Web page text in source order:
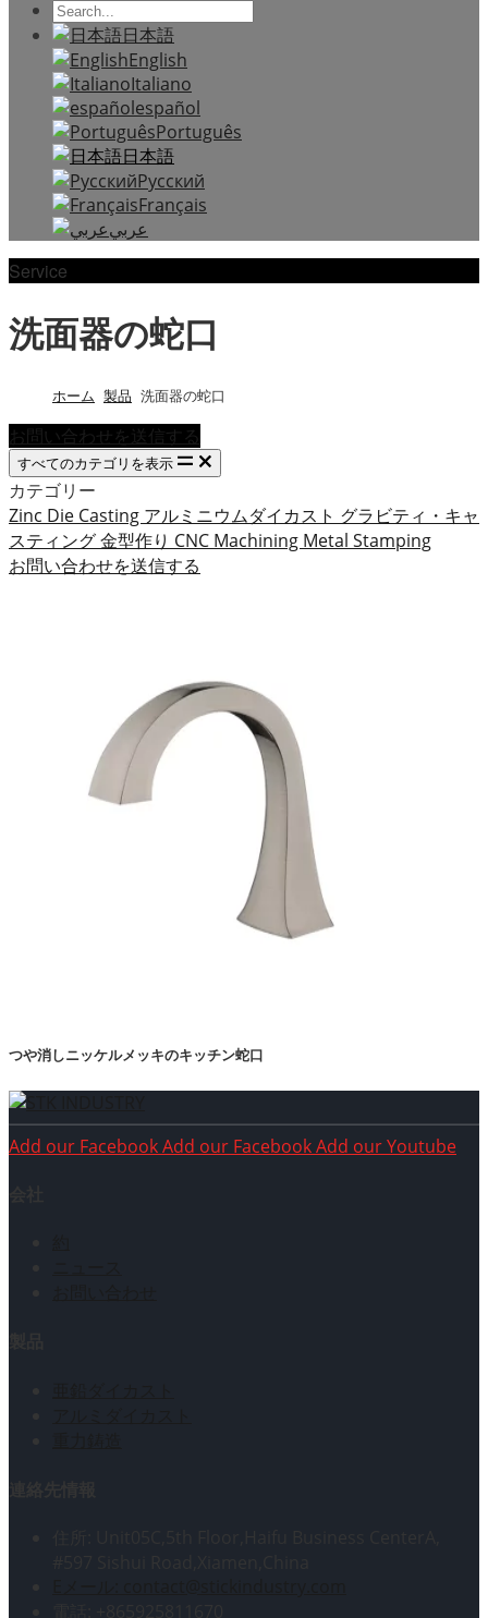
日本語
English
Italiano
español
Português
日本語
Русский
Français
عربي
Service
洗面器の蛇口
ホーム 製品 洗面器の蛇口
お問い合わせを送信する
すべてのカテゴリを表示
カテゴリー
Zinc Die Casting アルミニウムダイカスト グラビティ・キャ
スティング金型作り CNC Machining Metal Stamping
お問い合わせを送信する
つや消しニッケルメッキのキッチン蛇口
Add our FacebookAdd our FacebookAdd our Youtube